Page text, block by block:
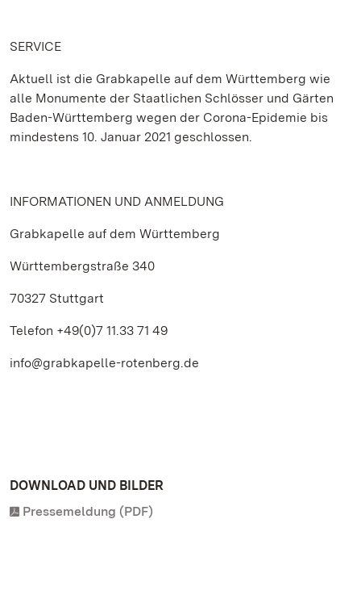
SERVICE
Aktuell ist die Grabkapelle auf dem Württemberg wie
alle Monumente der Staatlichen Schlösser und Gärten
Baden-Württemberg wegen der Corona-Epidemie bis
mindestens 10. Januar 2021 geschlossen.
INFORMATIONEN UND ANMELDUNG
Grabkapelle auf dem Württemberg
Württembergstraße 340
70327 Stuttgart
Telefon +49(0)7 11.33 71 49
info@grabkapelle-rotenberg.de
DOWNLOAD UND BILDER
Pressemeldung (PDF)